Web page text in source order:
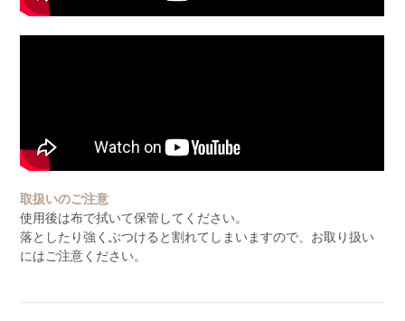
取扱いのご注意
使用後は布で拭いて保管してください。
落としたり強くぶつけると割れてしまいますので、お取り扱い
にはご注意ください。